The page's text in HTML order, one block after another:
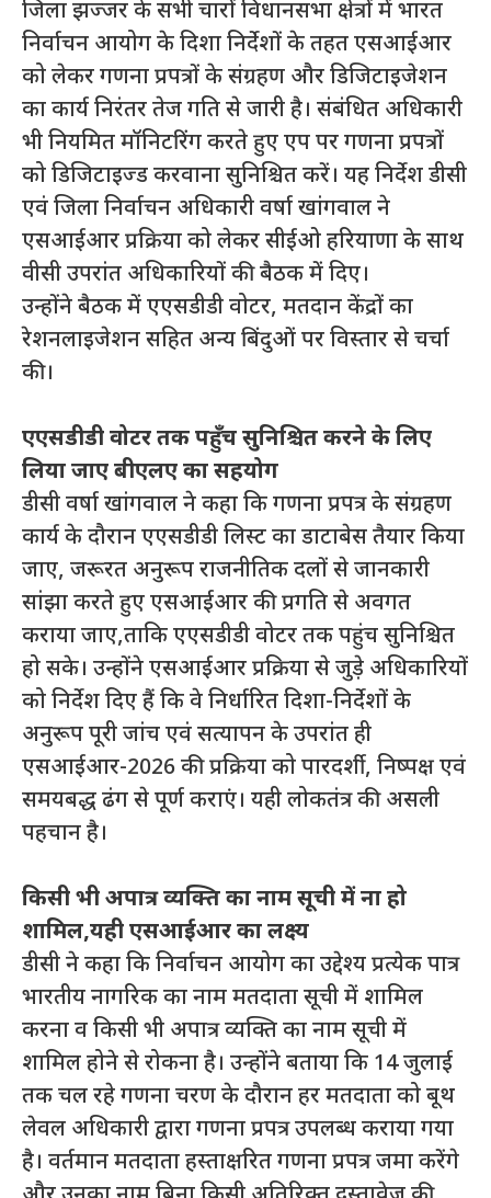
जिला झज्जर के सभी चारों विधानसभा क्षेत्रों में भारत
निर्वाचन आयोग के दिशा निर्देशों के तहत एसआईआर
को लेकर गणना प्रपत्रों के संग्रहण और डिजिटाइजेशन
का कार्य निरंतर तेज गति से जारी है। संबंधित अधिकारी
भी नियमित मॉनिटरिंग करते हुए एप पर गणना प्रपत्रों
को डिजिटाइज्ड करवाना सुनिश्चित करें। यह निर्देश डीसी
एवं जिला निर्वाचन अधिकारी वर्षा खांगवाल ने
एसआईआर प्रक्रिया को लेकर सीईओ हरियाणा के साथ
वीसी उपरांत अधिकारियों की बैठक में दिए।
उन्होंने बैठक में एएसडीडी वोटर, मतदान केंद्रों का
रेशनलाइजेशन सहित अन्य बिंदुओं पर विस्तार से चर्चा
की।
एएसडीडी वोटर तक पहुँच सुनिश्चित करने के लिए
लिया जाए बीएलए का सहयोग
डीसी वर्षा खांगवाल ने कहा कि गणना प्रपत्र के संग्रहण
कार्य के दौरान एएसडीडी लिस्ट का डाटाबेस तैयार किया
जाए, जरूरत अनुरूप राजनीतिक दलों से जानकारी
सांझा करते हुए एसआईआर की प्रगति से अवगत
कराया जाए,ताकि एएसडीडी वोटर तक पहुंच सुनिश्चित
हो सके। उन्होंने एसआईआर प्रक्रिया से जुड़े अधिकारियों
को निर्देश दिए हैं कि वे निर्धारित दिशा-निर्देशों के
अनुरूप पूरी जांच एवं सत्यापन के उपरांत ही
एसआईआर-2026 की प्रक्रिया को पारदर्शी, निष्पक्ष एवं
समयबद्ध ढंग से पूर्ण कराएं। यही लोकतंत्र की असली
पहचान है।
किसी भी अपात्र व्यक्ति का नाम सूची में ना हो
शामिल,यही एसआईआर का लक्ष्य
डीसी ने कहा कि निर्वाचन आयोग का उद्देश्य प्रत्येक पात्र
भारतीय नागरिक का नाम मतदाता सूची में शामिल
करना व किसी भी अपात्र व्यक्ति का नाम सूची में
शामिल होने से रोकना है। उन्होंने बताया कि 14 जुलाई
तक चल रहे गणना चरण के दौरान हर मतदाता को बूथ
लेवल अधिकारी द्वारा गणना प्रपत्र उपलब्ध कराया गया
है। वर्तमान मतदाता हस्ताक्षरित गणना प्रपत्र जमा करेंगे